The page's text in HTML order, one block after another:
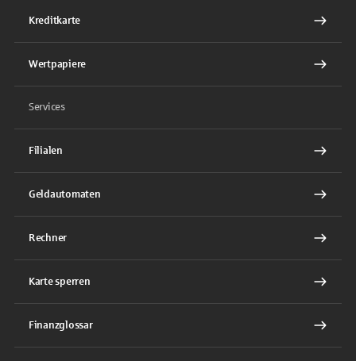
Kreditkarte
Wertpapiere
Services
Filialen
Geldautomaten
Rechner
Karte sperren
Finanzglossar